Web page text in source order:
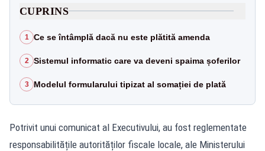
CUPRINS
1 Ce se întâmplă dacă nu este plătită amenda
2 Sistemul informatic care va deveni spaima șoferilor
3 Modelul formularului tipizat al somației de plată
Potrivit unui comunicat al Executivului, au fost reglementate
responsabilitățile autorităților fiscale locale, ale Ministerului